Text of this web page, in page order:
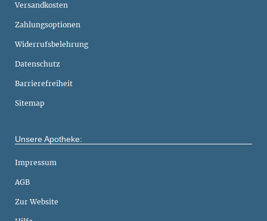
Versandkosten
Zahlungsoptionen
Widerrufsbelehrung
Datenschutz
Barrierefreiheit
Sitemap
Unsere Apotheke:
Impressum
AGB
Zur Website